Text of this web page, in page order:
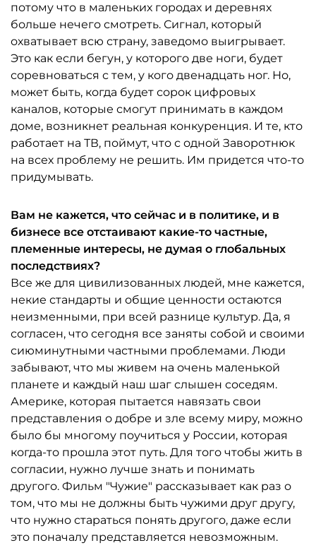
потому что в маленьких городах и деревнях
больше нечего смотреть. Сигнал, который
охватывает всю страну, заведомо выигрывает.
Это как если бегун, у которого две ноги, будет
соревноваться с тем, у кого двенадцать ног. Но,
может быть, когда будет сорок цифровых
каналов, которые смогут принимать в каждом
доме, возникнет реальная конкуренция. И те, кто
работает на ТВ, поймут, что с одной Заворотнюк
на всех проблему не решить. Им придется что-то
придумывать.
Вам не кажется, что сейчас и в политике, и в
бизнесе все отстаивают какие-то частные,
племенные интересы, не думая о глобальных
последствиях?
Все же для цивилизованных людей, мне кажется,
некие стандарты и общие ценности остаются
неизменными, при всей разнице культур. Да, я
согласен, что сегодня все заняты собой и своими
сиюминутными частными проблемами. Люди
забывают, что мы живем на очень маленькой
планете и каждый наш шаг слышен соседям.
Америке, которая пытается навязать свои
представления о добре и зле всему миру, можно
было бы многому поучиться у России, которая
когда-то прошла этот путь. Для того чтобы жить в
согласии, нужно лучше знать и понимать
другого. Фильм "Чужие" рассказывает как раз о
том, что мы не должны быть чужими друг другу,
что нужно стараться понять другого, даже если
это поначалу представляется невозможным.